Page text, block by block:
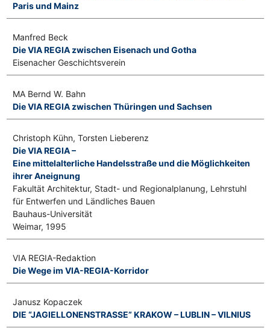
Paris und Mainz
Manfred Beck
Die VIA REGIA zwischen Eisenach und Gotha
Eisenacher Geschichtsverein
MA Bernd W. Bahn
Die VIA REGIA zwischen Thüringen und Sachsen
Christoph Kühn, Torsten Lieberenz
Die VIA REGIA –
Eine mittelalterliche Handelsstraße und die Möglichkeiten
ihrer Aneignung
Fakultät Architektur, Stadt- und Regionalplanung, Lehrstuhl
für Entwerfen und Ländliches Bauen
Bauhaus-Universität
Weimar, 1995
VIA REGIA-Redaktion
Die Wege im VIA-REGIA-Korridor
Janusz Kopaczek
DIE “JAGIELLONENSTRASSE” KRAKOW – LUBLIN – VILNIUS